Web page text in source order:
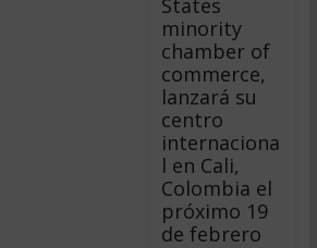
minority
chamber of
commerce,
lanzará su
centro
internaciona
l en Cali,
Colombia el
próximo 19
de febrero